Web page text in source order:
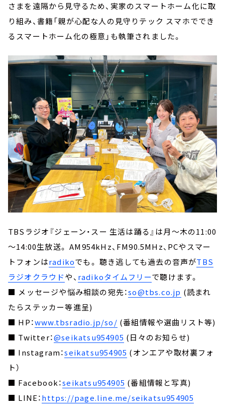
さまを遠隔から見守るため、実家のスマートホーム化に取
り組み、書籍「親が心配な人の見守りテック スマホででき
るスマートホーム化の極意」も執筆されました。
TBSラジオ『ジェーン・スー 生活は踊る』は月～木の11:00
～14:00生放送。 AM954kHz、FM90.5MHz、PCやスマー
トフォンはradikoでも。 聴き逃しても過去の音声がTBS
ラジオクラウドや、 radikoタイムフリーで聴けます。
■ メッセージや悩み相談の宛先：so@tbs.co.jp (読まれ
たらステッカー等進呈)
■ HP：www.tbsradio.jp/so/ (番組情報や選曲リスト等)
■ Twitter：@seikatsu954905 (日々のお知らせ)
■ Instagram：seikatsu954905 (オンエアや取材裏フォ
ト）
■ Facebook：seikatsu954905 (番組情報と写真)
■ LINE：https://page.line.me/seikatsu954905